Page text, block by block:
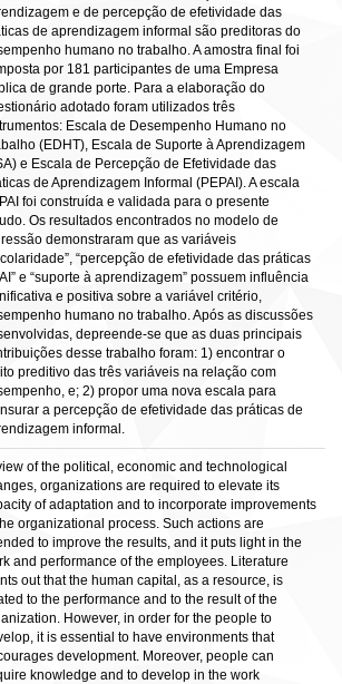
e de percepção de efetividade das
de aprendizagem informal são preditoras do
humano no trabalho. A amostra final foi
por 181 participantes de uma Empresa
de grande porte. Para a elaboração do
adotado foram utilizados três
Escala de Desempenho Humano no
(EDHT), Escala de Suporte à Aprendizagem
e Escala de Percepção de Efetividade das
de Aprendizagem Informal (PEPAI). A escala
foi construída e validada para o presente
Os resultados encontrados no modelo de
demonstraram que as variáveis
“percepção de efetividade das práticas
e “suporte à aprendizagem” possuem influência
e positiva sobre a variável critério,
humano no trabalho. Após as discussões
depreende-se que as duas principais
desse trabalho foram: 1) encontrar o
preditivo das três variáveis na relação com
e; 2) propor uma nova escala para
a percepção de efetividade das práticas de
informal.
of the political, economic and technological
organizations are required to elevate its
of adaptation and to incorporate improvements
organizational process. Such actions are
to improve the results, and it puts light in the
and performance of the employees. Literature
out that the human capital, as a resource, is
to the performance and to the result of the
However, in order for the people to
it is essential to have environments that
development. Moreover, people can
knowledge and to develop in the work